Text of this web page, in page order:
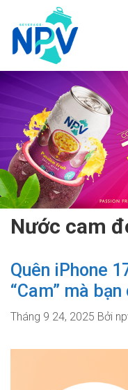
đến
Nước cam
Quên iPhone
“Cam” mà
Tháng 9 24, 2025 Bởi